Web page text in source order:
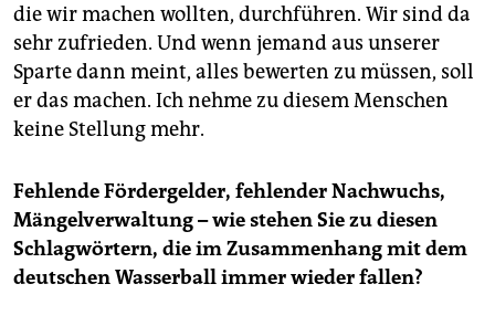
die wir machen wollten, durchführen. Wir sind da
sehr zufrieden. Und wenn jemand aus unserer
Sparte dann meint, alles bewerten zu müssen, soll
er das machen. Ich nehme zu diesem Menschen
keine Stellung mehr.
Fehlende Fördergelder, fehlender Nachwuchs,
Mängelverwaltung – wie stehen Sie zu diesen
Schlagwörtern, die im Zusammenhang mit dem
deutschen Wasserball immer wieder fallen?